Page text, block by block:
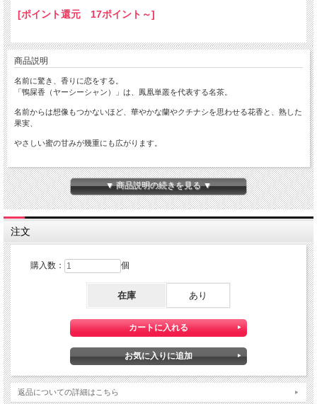
[ポイント還元 17ポイント～]
商品説明
名前に驚き、香りに恋をする。
「鴨屎香（ヤーシーシャン）」は、鳳凰単叢を代表する名茶。
名前からは想像もつかないほど、華やかな蘭やクチナシを思わせる花香と、熟した
果実、
やさしい蜜の甘みが幾重にも広がります。
一煎ごとに表情を変え、飲み終えた後も長く続く余韻は、まさに「香りを味わう烏
龍茶」の傑作です。
愛好家を魅了し続けています。
「鴨屎香（鸭屎香）」の魅力は単に香りが強いだけではありません。
製茶工程で生まれるネロリドール、リナロール、インドール、α-ファルネセンなど
の芳香成分が複雑に調和し、花香・果香・蜜香が何層にも重なることが、他の烏龍
▼ 商品説明の続きを見る ▼
注文
購入数： 個
在庫 あり
返品についての詳細はこちら